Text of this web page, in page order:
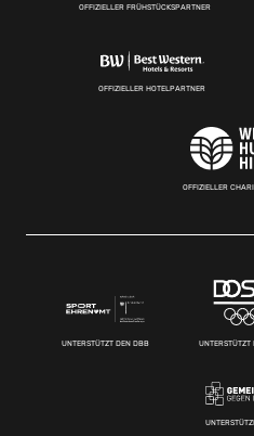
OFFIZIELLER FRÜHSTÜCKSPARTNER
OFFIZIELLER HOTELPARTNER
OFFIZIELLER
UNTERSTÜTZT DEN DBB UNTERSTÜTZT